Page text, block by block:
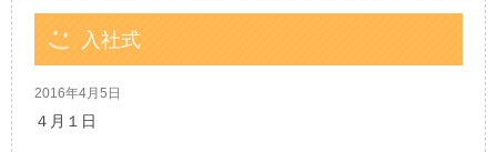
入社式
2016年4月5日
４月１日